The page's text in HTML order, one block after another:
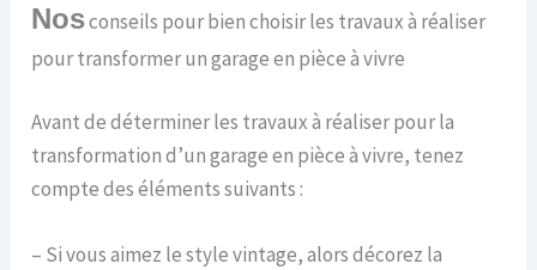
Nosconseils pour bien choisir les travaux à réaliser
pour transformer un garage en pièce à vivre
Avant de déterminer les travaux à réaliser pour la
transformation d’un garage en pièce à vivre, tenez
compte des éléments suivants :
– Si vous aimez le style vintage, alors décorez la